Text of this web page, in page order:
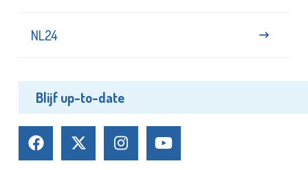
NL24
Blijf up-to-date